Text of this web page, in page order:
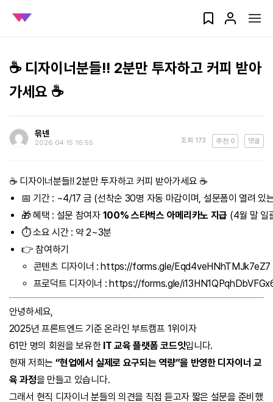
☕ 디자이너분들!! 2분만 투자하고 커피 받아
가세요 ☕
윾넨
2026‧04‧15 16:55 조회 173 추천0 댓글
☕ 디자이너분들!! 2분만 투자하고 커피 받아가세요 ☕
📅 기간 : ~4/17 금 (선착순 30명 자동 마감이며, 설문폼이 열려 있
🎁 혜택 : 설문 참여자 100% 스타벅스 아메리카노 지급 (4월 말 일
⏱️ 소요 시간 : 약 2~3분
👉 참여하기
콘텐츠 디자이너 :https://forms.gle/Eqd4veHNhTMJk7eZ7
프로덕트 디자이너 :https://forms.gle/
안녕하세요,
2025년 프론트엔드 기준 온라인 부트캠프 1위이자
61만 명의 회원을 보유한 IT 교육 플랫폼 코드잇입니다.
현재 저희는 “현업에서 실제로 요구되는 역량”을 반영한 디자이너 교
육 과정을 만들고 있습니다.
그래서 현직 디자이너 분들의 의견을 직접 듣고자 짧은 설문을 준비했